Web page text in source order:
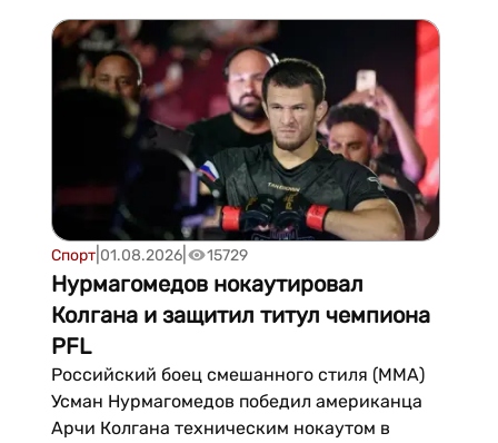
широкой критики со стороны футбольных
конфедераций, пишет bbc.com.По слова...
Спорт| 01.08.2026| 15729
Нурмагомедов нокаутировал
Колгана и защитил титул чемпиона
PFL
Российский боец смешанного стиля (ММА)
Усман Нурмагомедов победил американца
Арчи Колгана техническим нокаутом в